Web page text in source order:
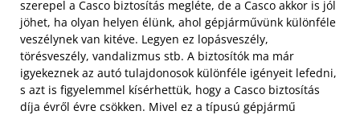
szerepel a Casco biztosítás megléte, de a Casco akkor is jól
jöhet, ha olyan helyen élünk, ahol gépjárművünk különféle
veszélynek van kitéve. Legyen ez lopásveszély,
törésveszély, vandalizmus stb. A biztosítók ma már
igyekeznek az autó tulajdonosok különféle igényeit lefedni,
s azt is figyelemmel kísérhettük, hogy a Casco biztosítás
díja évről évre csökken. Mivel ez a típusú gépjármű